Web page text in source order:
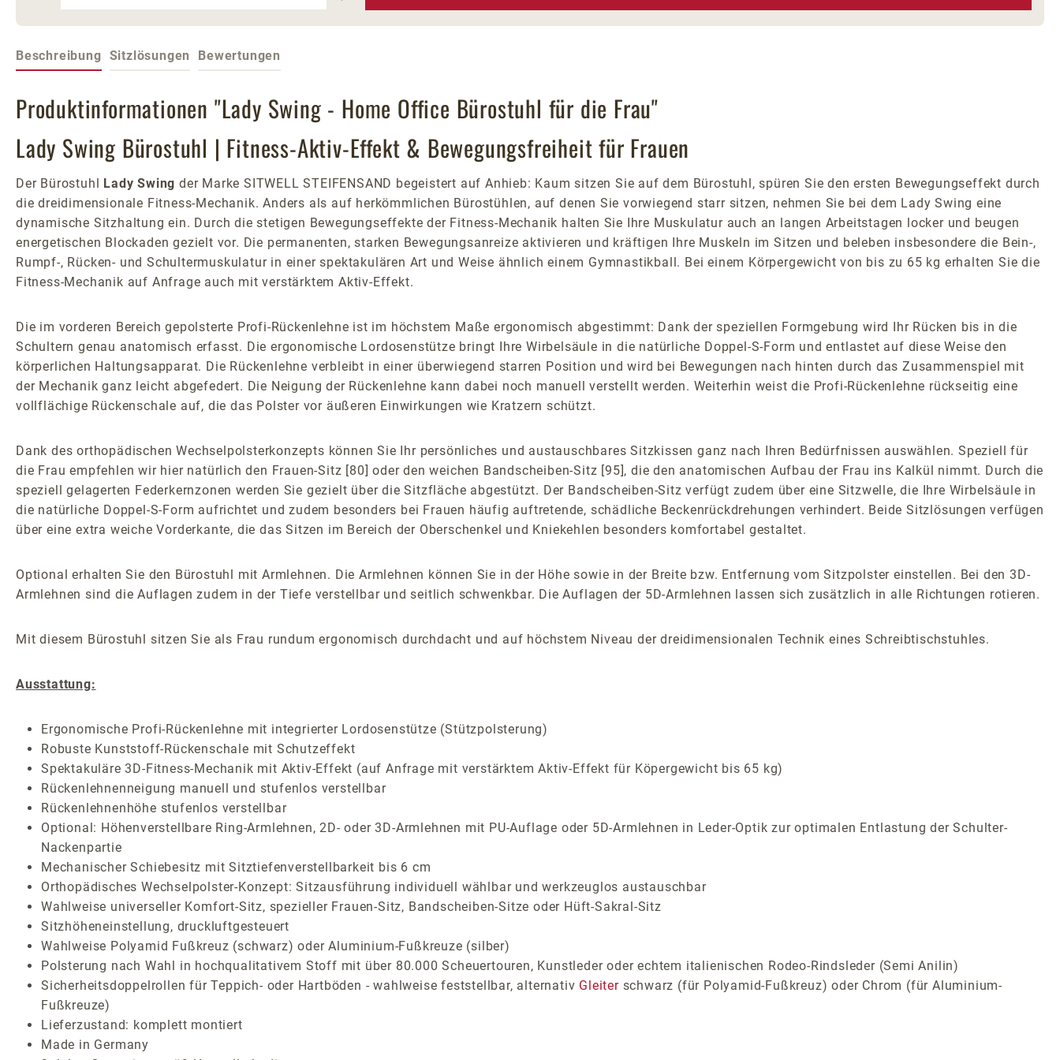
Beschreibung Sitzlösungen Bewertungen
Produktinformationen "Lady Swing - Home Office Bürostuhl für die Frau"
Lady Swing Bürostuhl | Fitness-Aktiv-Effekt & Bewegungsfreiheit für Frauen
Der Bürostuhl Lady Swing der Marke SITWELL STEIFENSAND begeistert auf Anhieb: Kaum sitzen Sie auf dem Bürostuhl, spüren Sie den ersten Bewegungseffekt durch
die dreidimensionale Fitness-Mechanik. Anders als auf herkömmlichen Bürostühlen, auf denen Sie vorwiegend starr sitzen, nehmen Sie bei dem Lady Swing eine
dynamische Sitzhaltung ein. Durch die stetigen Bewegungseffekte der Fitness-Mechanik halten Sie Ihre Muskulatur auch an langen Arbeitstagen locker und beugen
energetischen Blockaden gezielt vor. Die permanenten, starken Bewegungsanreize aktivieren und kräftigen Ihre Muskeln im Sitzen und beleben insbesondere die Bein-,
Rumpf-, Rücken- und Schultermuskulatur in einer spektakulären Art und Weise ähnlich einem Gymnastikball. Bei einem Körpergewicht von bis zu 65 kg erhalten Sie die
Fitness-Mechanik auf Anfrage auch mit verstärktem Aktiv-Effekt.
Die im vorderen Bereich gepolsterte Profi-Rückenlehne ist im höchstem Maße ergonomisch abgestimmt: Dank der speziellen Formgebung wird Ihr Rücken bis in die
Schultern genau anatomisch erfasst. Die ergonomische Lordosenstütze bringt Ihre Wirbelsäule in die natürliche Doppel-S-Form und entlastet auf diese Weise den
körperlichen Haltungsapparat. Die Rückenlehne verbleibt in einer überwiegend starren Position und wird bei Bewegungen nach hinten durch das Zusammenspiel mit
der Mechanik ganz leicht abgefedert. Die Neigung der Rückenlehne kann dabei noch manuell verstellt werden. Weiterhin weist die Profi-Rückenlehne rückseitig eine
vollflächige Rückenschale auf, die das Polster vor äußeren Einwirkungen wie Kratzern schützt.
Dank des orthopädischen Wechselpolsterkonzepts können Sie Ihr persönliches und austauschbares Sitzkissen ganz nach Ihren Bedürfnissen auswählen. Speziell für
die Frau empfehlen wir hier natürlich den Frauen-Sitz [80] oder den weichen Bandscheiben-Sitz [95], die den anatomischen Aufbau der Frau ins Kalkül nimmt. Durch die
speziell gelagerten Federkernzonen werden Sie gezielt über die Sitzfläche abgestützt. Der Bandscheiben-Sitz verfügt zudem über eine Sitzwelle, die Ihre Wirbelsäule in
die natürliche Doppel-S-Form aufrichtet und zudem besonders bei Frauen häufig auftretende, schädliche Beckenrückdrehungen verhindert. Beide Sitzlösungen verfügen
über eine extra weiche Vorderkante, die das Sitzen im Bereich der Oberschenkel und Kniekehlen besonders komfortabel gestaltet.
Optional erhalten Sie den Bürostuhl mit Armlehnen. Die Armlehnen können Sie in der Höhe sowie in der Breite bzw. Entfernung vom Sitzpolster einstellen. Bei den 3D-
Armlehnen sind die Auflagen zudem in der Tiefe verstellbar und seitlich schwenkbar. Die Auflagen der 5D-Armlehnen lassen sich zusätzlich in alle Richtungen rotieren.
Mit diesem Bürostuhl sitzen Sie als Frau rundum ergonomisch durchdacht und auf höchstem Niveau der dreidimensionalen Technik eines Schreibtischstuhles.
Ausstattung:
Ergonomische Profi-Rückenlehne mit integrierter Lordosenstütze (Stützpolsterung)
Robuste Kunststoff-Rückenschale mit Schutzeffekt
Spektakuläre 3D-Fitness-Mechanik mit Aktiv-Effekt (auf Anfrage mit verstärktem Aktiv-Effekt für Köpergewicht bis 65 kg)
Rückenlehnenneigung manuell und stufenlos verstellbar
Rückenlehnenhöhe stufenlos verstellbar
Optional: Höhenverstellbare Ring-Armlehnen, 2D- oder 3D-Armlehnen mit PU-Auflage oder 5D-Armlehnen in Leder-Optik zur optimalen Entlastung der Schulter-
Nackenpartie
Mechanischer Schiebesitz mit Sitztiefenverstellbarkeit bis 6 cm
Orthopädisches Wechselpolster-Konzept: Sitzausführung individuell wählbar und werkzeuglos austauschbar
Wahlweise universeller Komfort-Sitz, spezieller Frauen-Sitz, Bandscheiben-Sitze oder Hüft-Sakral-Sitz
Sitzhöheneinstellung, druckluftgesteuert
Wahlweise Polyamid Fußkreuz (schwarz) oder Aluminium-Fußkreuze (silber)
Polsterung nach Wahl in hochqualitativem Stoff mit über 80.000 Scheuertouren, Kunstleder oder echtem italienischen Rodeo-Rindsleder (Semi Anilin)
Sicherheitsdoppelrollen für Teppich- oder Hartböden - wahlweise feststellbar, alternativ Gleiterschwarz (für Polyamid-Fußkreuz) oder Chrom (für Aluminium-
Fußkreuze)
Lieferzustand: komplett montiert
Made in Germany